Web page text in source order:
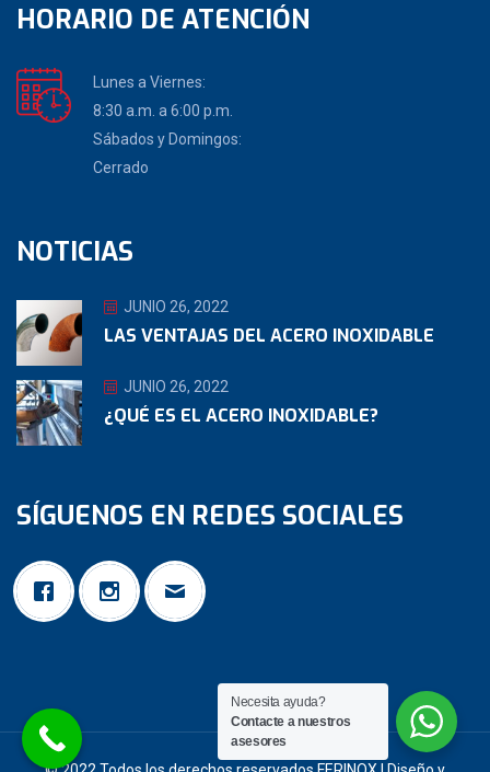
HORARIO DE ATENCIÓN
Lunes a Viernes:
8:30 a.m. a 6:00 p.m.
Sábados y Domingos:
Cerrado
NOTICIAS
JUNIO 26, 2022
LAS VENTAJAS DEL ACERO INOXIDABLE
JUNIO 26, 2022
¿QUÉ ES EL ACERO INOXIDABLE?
SÍGUENOS EN REDES SOCIALES
Necesita ayuda?
Contacte a nuestros
asesores